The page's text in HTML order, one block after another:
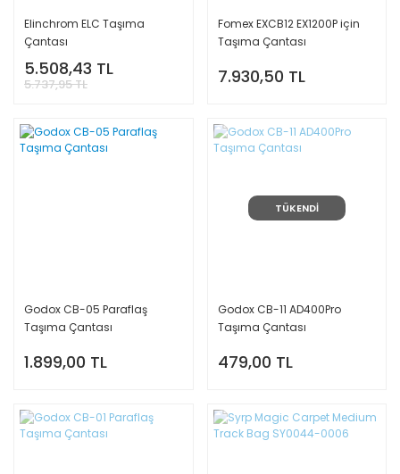
Elinchrom ELC Taşıma
Çantası
5.508,43 TL
5.737,95 TL
Fomex EXCB12 EX1200P için
Taşıma Çantası
7.930,50 TL
Godox CB-05 Paraflaş
Taşıma Çantası
1.899,00 TL
TÜKENDİ
Godox CB-11 AD400Pro
Taşıma Çantası
479,00 TL